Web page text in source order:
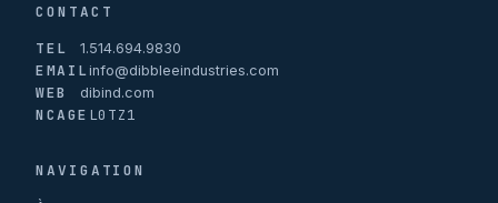
CONTACT
TEL
1.514.694.9830
EMAILinfo@dibbleeindustries.com
WEB dibind.com
NCAGE L0TZ1
NAVIGATION